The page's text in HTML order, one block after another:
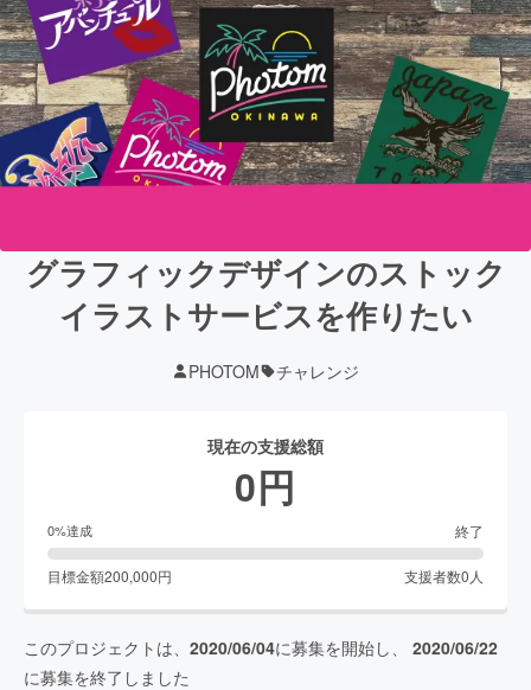
グラフィックデザインのストック
イラストサービスを作りたい
PHOTOM チャレンジ
現在の支援総額
0円
0%達成 終了
目標金額200,000円 支援者数0 人
このプロジェクトは、 2020/06/04に募集を開始し、 2020/06/22
に募集を終了しました